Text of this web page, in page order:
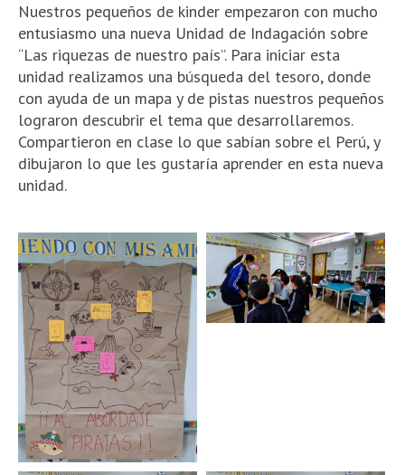
Nuestros pequeños de kinder empezaron con mucho
entusiasmo una nueva Unidad de Indagación sobre
“Las riquezas de nuestro país”. Para iniciar esta
unidad realizamos una búsqueda del tesoro, donde
con ayuda de un mapa y de pistas nuestros pequeños
lograron descubrir el tema que desarrollaremos.
Compartieron en clase lo que sabían sobre el Perú, y
dibujaron lo que les gustaría aprender en esta nueva
unidad.